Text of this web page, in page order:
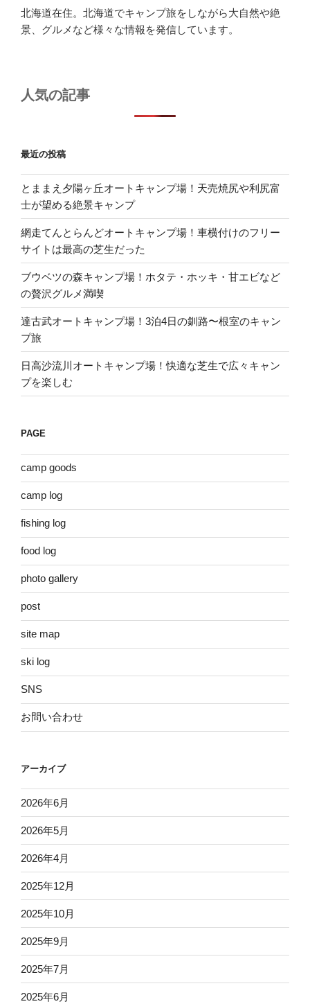
北海道在住。北海道でキャンプ旅をしながら大自然や絶
景、グルメなど様々な情報を発信しています。
人気の記事
最近の投稿
とままえ夕陽ヶ丘オートキャンプ場！天売焼尻や利尻富
士が望める絶景キャンプ
網走てんとらんどオートキャンプ場！車横付けのフリー
サイトは最高の芝生だった
ブウベツの森キャンプ場！ホタテ・ホッキ・甘エビなど
の贅沢グルメ満喫
達古武オートキャンプ場！3泊4日の釧路〜根室のキャン
プ旅
日高沙流川オートキャンプ場！快適な芝生で広々キャン
プを楽しむ
PAGE
camp goods
camp log
fishing log
food log
photo gallery
post
site map
ski log
SNS
お問い合わせ
アーカイブ
2026年6月
2026年5月
2026年4月
2025年12月
2025年10月
2025年9月
2025年7月
2025年6月